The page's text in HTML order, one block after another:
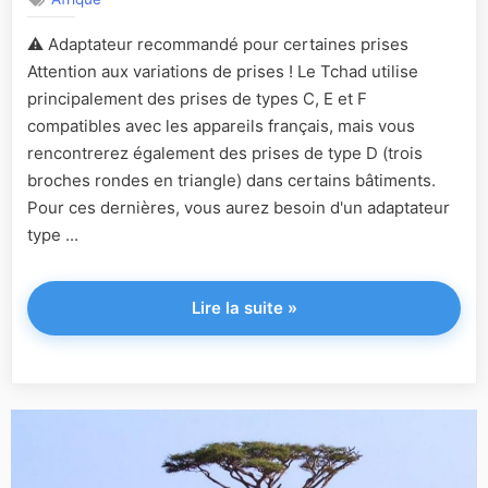
⚠️ Adaptateur recommandé pour certaines prises
Attention aux variations de prises ! Le Tchad utilise
principalement des prises de types C, E et F
compatibles avec les appareils français, mais vous
rencontrerez également des prises de type D (trois
broches rondes en triangle) dans certains bâtiments.
Pour ces dernières, vous aurez besoin d'un adaptateur
type ...
Lire la suite"Tchad"
»